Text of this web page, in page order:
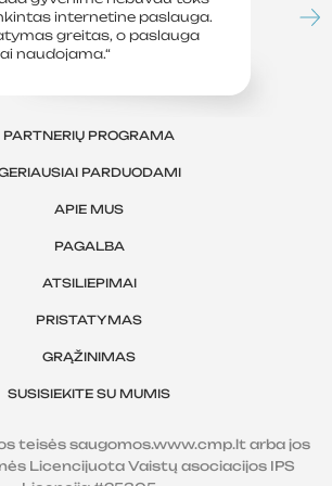
internetine paslauga.
greitas, o paslauga
naudojama.“
PARTNERIŲ PROGRAMA
PARDUODAMI
APIE MUS
PAGALBA
ATSILIEPIMAI
PRISTATYMAS
GRĄŽINIMAS
SUSISIEKITE SU MUMIS
teisės saugomos.www.cmp.lt arba jos
Licencijuota Vaistų asociacijos IPS